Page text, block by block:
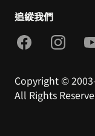
追縱我們
Copyright ©
All Rights